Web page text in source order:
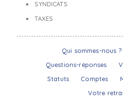
SYNDICATS
TAXES
Qui sommes-nous ?
Questions-réponses
Statuts
Comptes
Votre